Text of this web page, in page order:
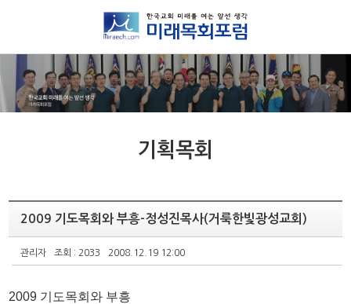
기획목회
2009 기도목회와 부흥-정성진목사(거룩한빛광성교회)
관리자 조회 : 2033 2008.12.19 12:00
2009 기도목회와 부흥